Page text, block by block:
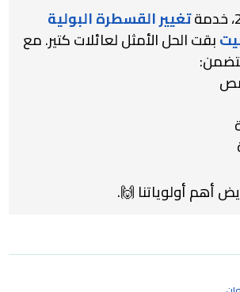
تغيير القسطرة البولية
بقت الحل الأمثل لعائلات كتير. مع
أهم أولوياتنا 🙌.